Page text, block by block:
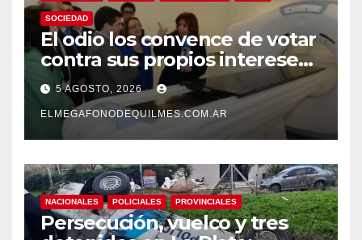
SOCIEDAD
El odio los convence de votar
contra sus propios intereses.
Una Sociedad atrapada en la
grieta
5 AGOSTO, 2026
ELMEGAFONODEQUILMES.COM.AR
NACIONALES POLICIALES PROVINCIALES
Persecución, vuelco y tres